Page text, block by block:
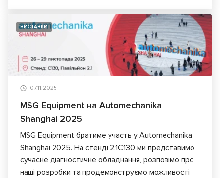
ВИСТАВКИ
07.11.2025
MSG Equipment на Automechanika
Shanghai 2025
MSG Equipment братиме участь у Automechanika
Shanghai 2025. На стенді 2.1C130 ми представимо
сучасне діагностичне обладнання, розповімо про
наші розробки та продемонструємо можливості